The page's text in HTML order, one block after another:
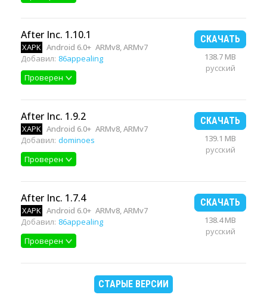
After Inc. 1.10.1
XAPK Android 6.0+ ARMv8, ARMv7
Добавил: 86appealing
Проверен
СКАЧАТЬ
138.7 MB
русский
After Inc. 1.9.2
XAPK Android 6.0+ ARMv8, ARMv7
Добавил: dominoes
Проверен
СКАЧАТЬ
139.1 MB
русский
After Inc. 1.7.4
XAPK Android 6.0+ ARMv8, ARMv7
Добавил: 86appealing
Проверен
СКАЧАТЬ
138.4 MB
русский
СТАРЫЕ ВЕРСИИ